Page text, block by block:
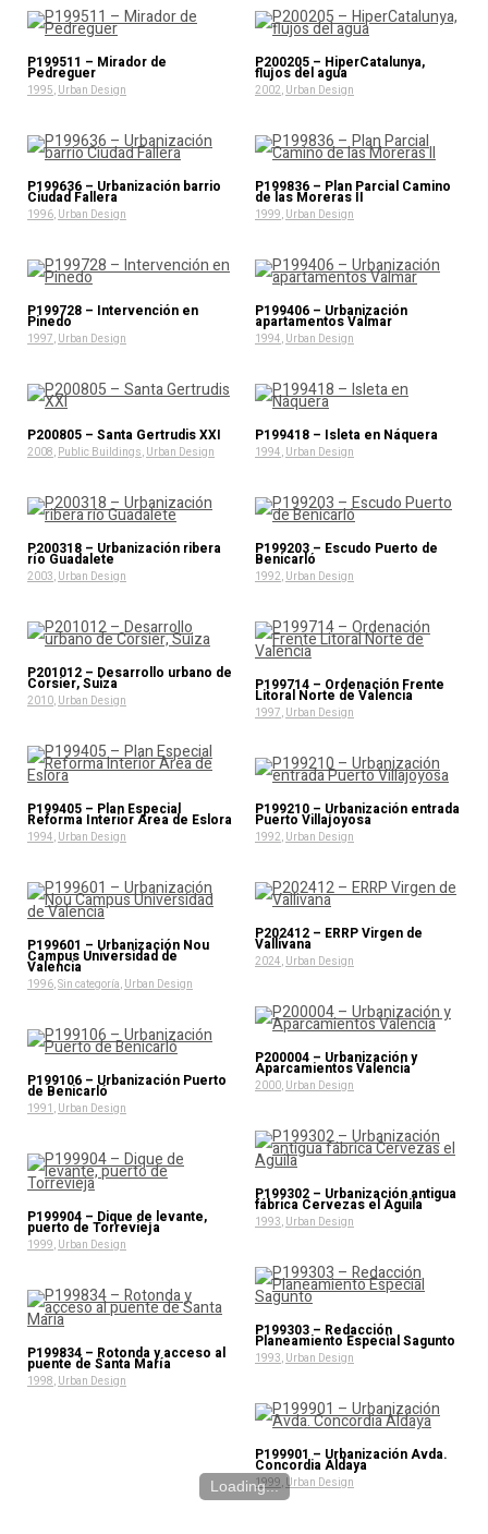
P199511 – Mirador de
Pedreguer
1995, Urban Design
P200205 – HiperCatalunya,
flujos del agua
2002, Urban Design
P199636 – Urbanización barrio
Ciudad Fallera
1996, Urban Design
P199836 – Plan Parcial Camino
de las Moreras II
1999, Urban Design
P199728 – Intervención en
Pinedo
1997, Urban Design
P199406 – Urbanización
apartamentos Valmar
1994, Urban Design
P200805 – Santa Gertrudis XXI
2008, Public Buildings, Urban Design
P199418 – Isleta en Náquera
1994, Urban Design
P200318 – Urbanización ribera
río Guadalete
2003, Urban Design
P199203 – Escudo Puerto de
Benicarló
1992, Urban Design
P201012 – Desarrollo urbano de
Corsier, Suiza
2010, Urban Design
P199714 – Ordenación Frente
Litoral Norte de Valencia
1997, Urban Design
P199405 – Plan Especial
Reforma Interior Area de Eslora
1994, Urban Design
P199210 – Urbanización entrada
Puerto Villajoyosa
1992, Urban Design
P199601 – Urbanización Nou
Campus Universidad de
Valencia
1996,Sin categoría, Urban Design
P202412 – ERRP Virgen de
Vallivana
2024, Urban Design
P200004 – Urbanización y
Aparcamientos Valencia
2000, Urban Design
P199106 – Urbanización Puerto
de Benicarló
1991 , Urban Design
P199302 – Urbanización antigua
fábrica Cervezas el Aguila
1993, Urban Design
P199904 – Dique de levante,
puerto de Torrevieja
1999, Urban Design
P199303 – Redacción
Planeamiento Especial Sagunto
1993, Urban Design
P199834 – Rotonda y acceso al
puente de Santa María
1998, Urban Design
P199901 – Urbanización Avda.
Concordia Aldaya
1999, Urban Design
Loading...